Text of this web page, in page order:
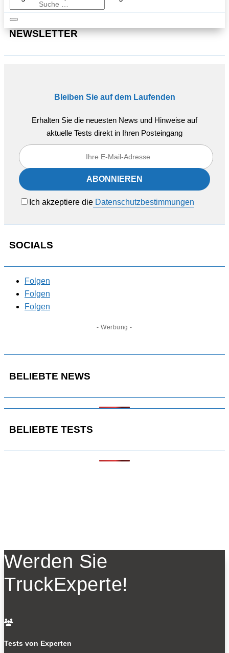
NEWSLETTER
Bleiben Sie auf dem Laufenden
Erhalten Sie die neuesten News und Hinweise auf
aktuelle Tests direkt in Ihren Posteingang
Ich akzeptiere die Datenschutzbestimmungen
SOCIALS
Folgen
Folgen
Folgen
- Werbung -
BELIEBTE NEWS
BELIEBTE TESTS
Werden Sie
TruckExperte!

Tests von Experten